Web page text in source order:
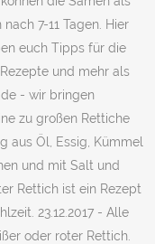
7-11 Tagen. Hier
euch Tipps für die
und mehr als
- wir bringen
zu großen Rettiche
aus Öl, Essig, Kümmel
und mit Salt und
Rettich ist ein Rezept
23.12.2017 - Alle
oder roter Rettich.